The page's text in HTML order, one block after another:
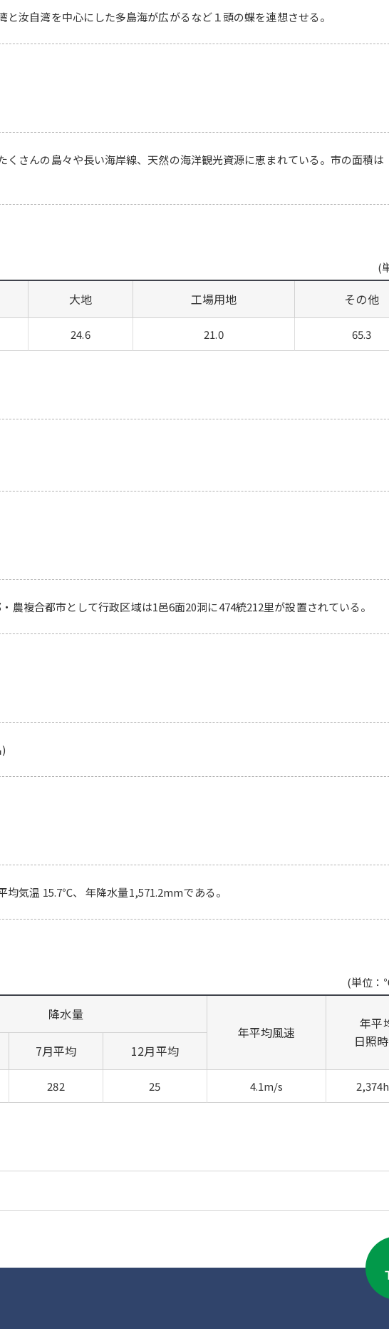
汝自湾を中心にした多島海が広がるなど１頭の蝶を連想させる。
さんの島々や長い海岸線、天然の海洋観光資源に恵まれている。市の面積は
(
大地 工場用地 その他
24.6 21.0 65.3
複合都市として行政区域は1邑6面20洞に474統212里が設置されている。
気温 15.7℃、 年降水量1,571.2mmである。
(単位
降水量
年平均風速
年平
日照
7月平均 12月平均
282 25 4.1m/s